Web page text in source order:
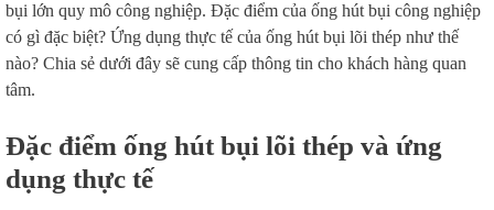
bụi lớn quy mô công nghiệp. Đặc điểm của ống hút bụi công nghiệp
có gì đặc biệt? Ứng dụng thực tế của ống hút bụi lõi thép như thế
nào? Chia sẻ dưới đây sẽ cung cấp thông tin cho khách hàng quan
tâm.
Đặc điểm ống hút bụi lõi thép và ứng
dụng thực tế